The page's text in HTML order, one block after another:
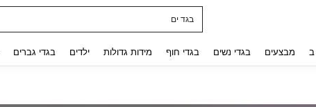
בגד ים
מבצעים בגדי נשים בגדי חוף מידות גדולות ילדים בגדי גברים